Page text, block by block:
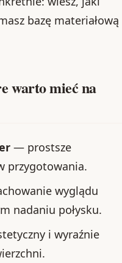
bazę materiałową
warto mieć na
— prostsze
przygotowania.
wyglądu
nadaniu połysku.
i wyraźnie